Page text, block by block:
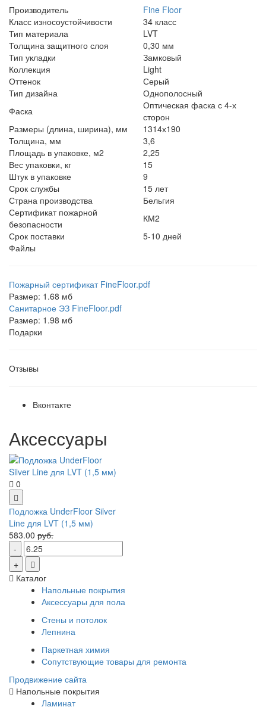
Производитель
Fine Floor
Класс износоустойчивости
34 класс
Тип материала
LVT
Толщина защитного слоя
0,30 мм
Тип укладки
Замковый
Коллекция
Light
Оттенок
Серый
Тип дизайна
Однополосный
Фаска
Оптическая фаска с 4-х
сторон
Размеры (длина, ширина), мм
1314х190
Толщина, мм
3,6
Площадь в упаковке, м2
2,25
Вес упаковки, кг
15
Штук в упаковке
9
Срок службы
15 лет
Страна производства
Бельгия
Сертификат пожарной
безопасности
КМ2
Срок поставки
5-10 дней
Файлы
Пожарный сертификат FineFloor.pdf
Размер: 1.68 мб
Санитарное ЭЗ FineFloor.pdf
Размер: 1.98 мб
Подарки
Отзывы
Вконтакте
Аксессуары
0
Подложка UnderFloor Silver
Line для LVT (1,5 мм)
583.00 руб.
Каталог
Напольные покрытия
Аксессуары для пола
Стены и потолок
Лепнина
Паркетная химия
Сопутствующие товары для ремонта
Продвижение сайта
Напольные покрытия
Ламинат